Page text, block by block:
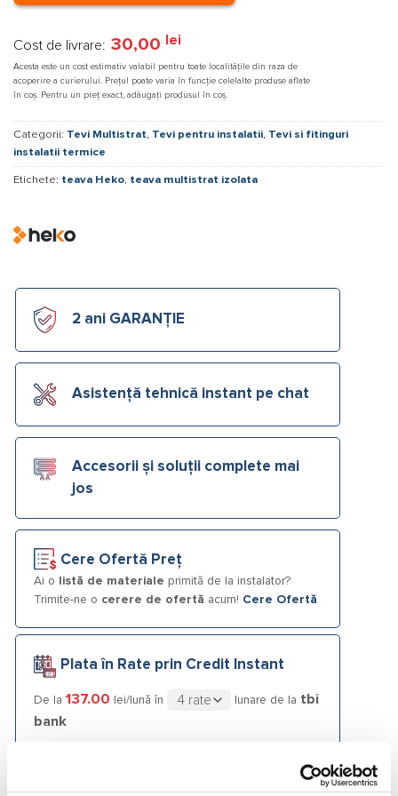
Cost de livrare: 30,00 lei
Acesta este un cost estimativ valabil pentru toate localitățile din raza de
acoperire a curierului. Prețul poate varia în funcție celelalte produse aflate
în coș. Pentru un preț exact, adăugați produsul în coș.
Categorii: Tevi Multistrat, Tevi pentru instalatii, Tevi si fitinguri
instalatii termice
Etichete: teava Heko, teava multistrat izolata
2 ani GARANȚIE
Asistență tehnică instant pe chat
Accesorii și soluții complete mai
jos
Cere Ofertă Preț
Ai o listă de materiale primită de la instalator?
Trimite-ne o cerere de ofertă acum! Cere Ofertă
Plata în Rate prin Credit Instant
De la 137.00 lei/lună în lunare de la tbi
bank
Fotografiile produselor au caracter informativ și pot